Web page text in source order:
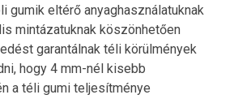
gumik eltérő anyaghasználatuknak
mintázatuknak köszönhetően
garantálnak téli körülmények
hogy 4 mm-nél kisebb
a téli gumi teljesítménye